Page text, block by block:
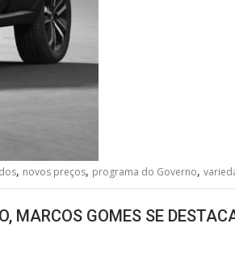
, novos preços, programa do Governo,
MARCOS GOMES SE